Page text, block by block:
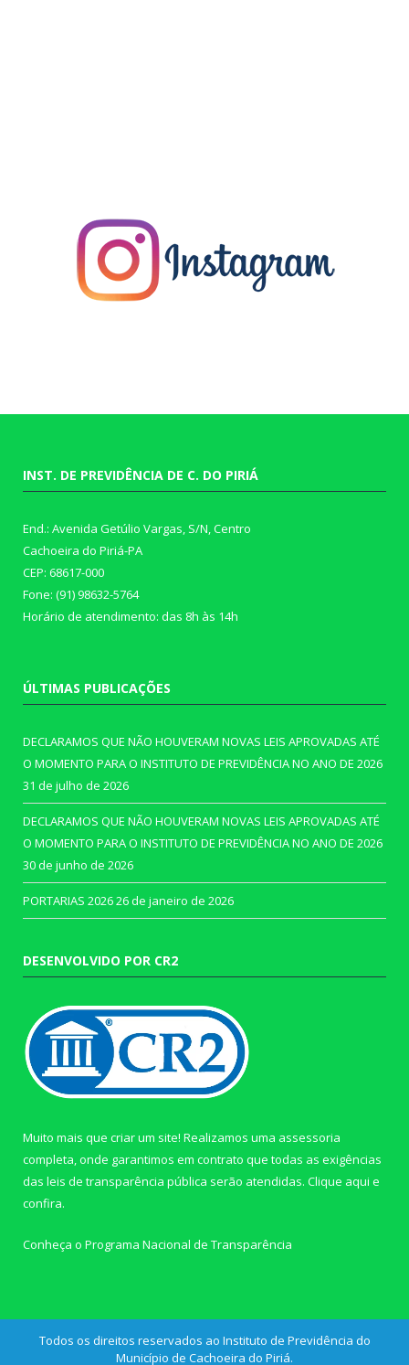
INST. DE PREVIDÊNCIA DE C. DO PIRIÁ
End.: Avenida Getúlio Vargas, S/N, Centro
Cachoeira do Piriá-PA
CEP: 68617-000
Fone: (91) 98632-5764
Horário de atendimento: das 8h às 14h
ÚLTIMAS PUBLICAÇÕES
DECLARAMOS QUE NÃO HOUVERAM NOVAS LEIS APROVADAS ATÉ
O MOMENTO PARA O INSTITUTO DE PREVIDÊNCIA NO ANO DE 2026
31 de julho de 2026
DECLARAMOS QUE NÃO HOUVERAM NOVAS LEIS APROVADAS ATÉ
O MOMENTO PARA O INSTITUTO DE PREVIDÊNCIA NO ANO DE 2026
30 de junho de 2026
PORTARIAS 202626 de janeiro de 2026
DESENVOLVIDO POR CR2
Muito mais que criar um site! Realizamos uma assessoria
completa, onde garantimos em contrato que todas as exigências
das leis de transparência pública serão atendidas. Clique aqui e
confira.
Conheça o Programa Nacional de Transparência
Todos os direitos reservados ao Instituto de Previdência do
Município de Cachoeira do Piriá.